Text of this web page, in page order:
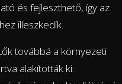
és fejleszthető, így az
illeszkedik.
továbbá a környezeti
alakították ki: